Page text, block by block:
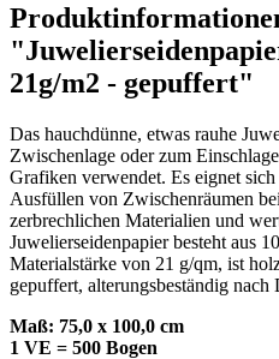
21g/m2 - gepuffert"
Das hauchdünne, etwas rauhe
Zwischenlage oder zum
Grafiken verwendet. Es eignet
Ausfüllen von Zwischenräumen
zerbrechlichen Materialien und
Juwelierseidenpapier besteht aus
Materialstärke von 21 g/qm, ist
gepuffert, alterungsbeständig
Maß: 75,0 x 100,0 cm
1 VE = 500 Bogen